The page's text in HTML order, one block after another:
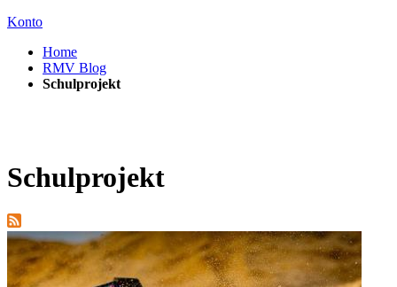
Konto
Home
RMV Blog
Schulprojekt
Schulprojekt